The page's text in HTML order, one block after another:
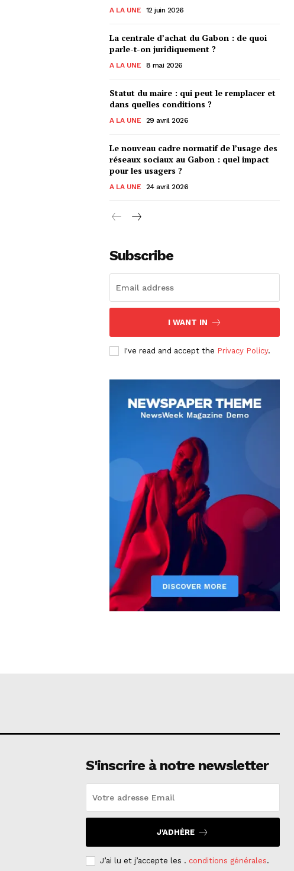
A LA UNE 12 juin 2026
La centrale d’achat du Gabon : de quoi
parle-t-on juridiquement ?
A LA UNE 8 mai 2026
Statut du maire : qui peut le remplacer et
dans quelles conditions ?
A LA UNE 29 avril 2026
Le nouveau cadre normatif de l’usage des
réseaux sociaux au Gabon : quel impact
pour les usagers ?
A LA UNE 24 avril 2026
Subscribe
I WANT IN
I've read and accept the Privacy Policy.
S'inscrire à notre newsletter
J'ADHÈRE
J’ai lu et j’accepte les . conditions générales.